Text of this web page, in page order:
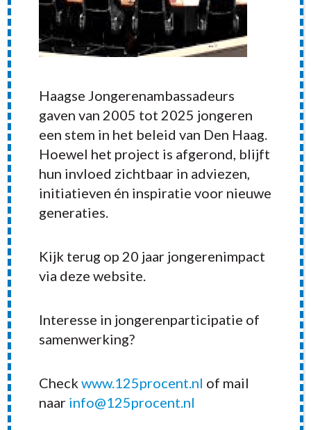
RECENT POSTS
Haagse Jongerenambassadeurs
gaven van 2005 tot 2025 jongeren
een stem in het beleid van Den Haag.
Hoewel het project is afgerond, blijft
hun invloed zichtbaar in adviezen,
initiatieven én inspiratie voor nieuwe
generaties.
Kijk terug op 20 jaar jongerenimpact
via deze website.
Interesse in jongerenparticipatie of
samenwerking?
Checkwww.125procent.nl of mail
naar info@125procent.nl